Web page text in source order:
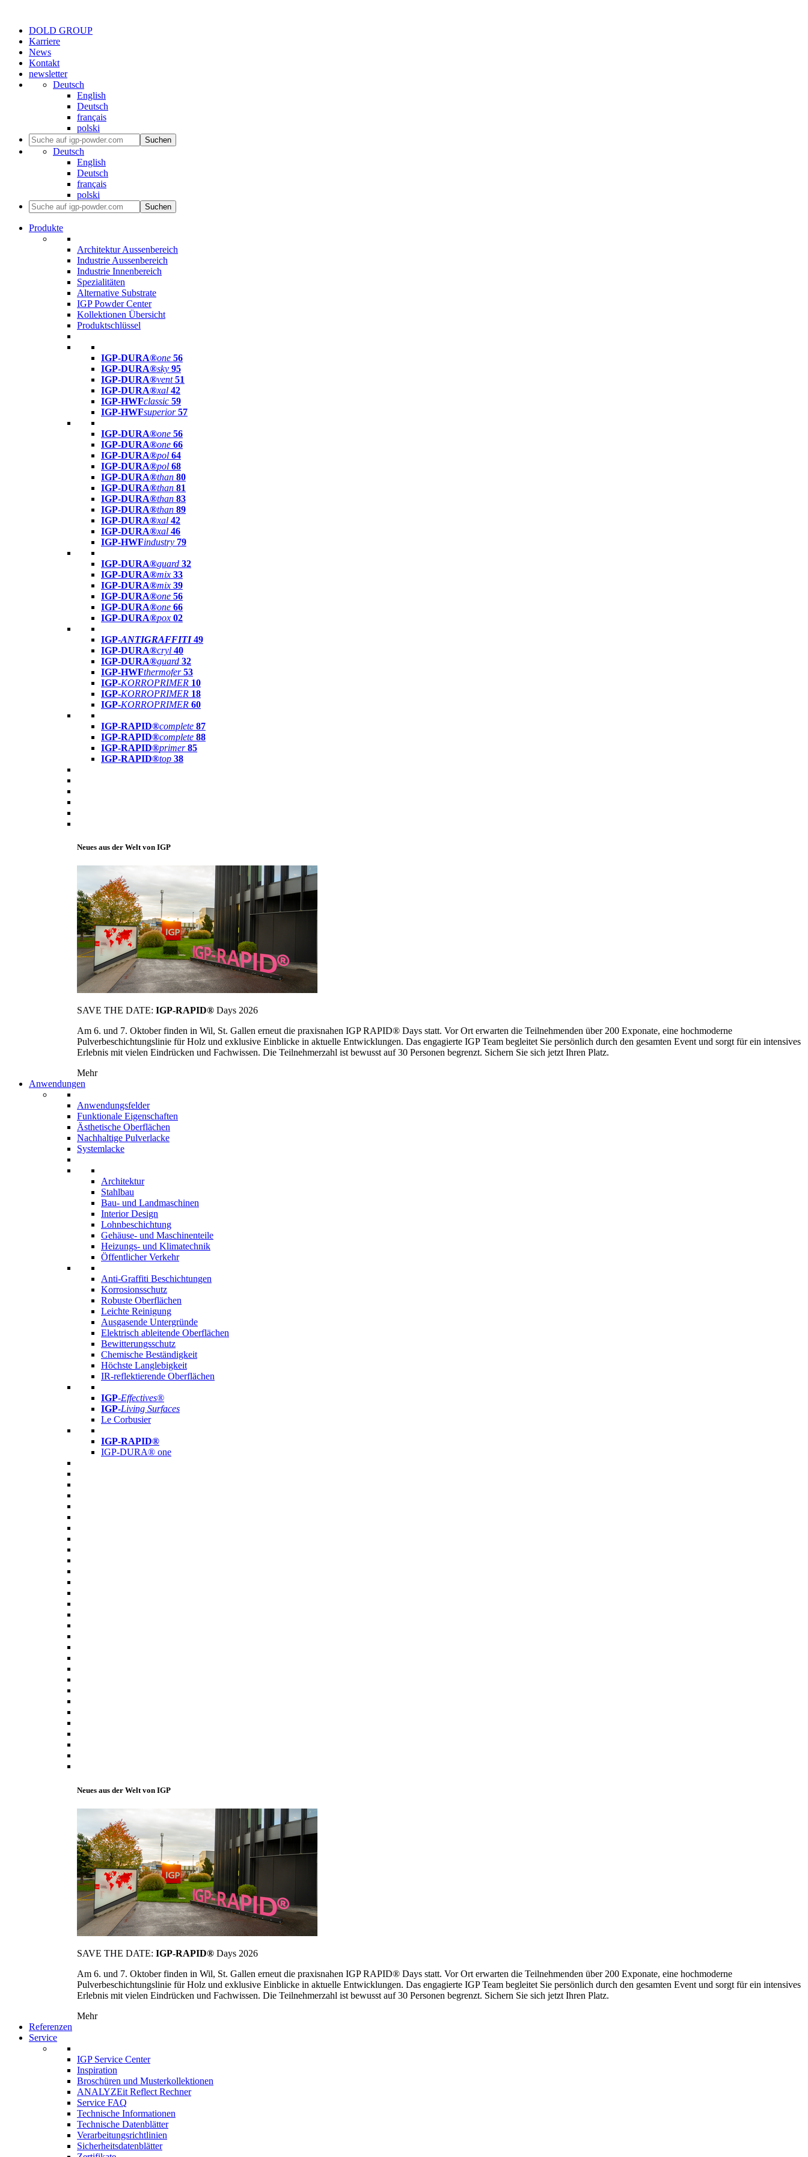
DOLD GROUP
Karriere
News
Kontakt
newsletter
Deutsch
English
Deutsch
français
polski
Suchen
Deutsch
English
Deutsch
français
polski
Suchen
Produkte
Architektur Aussenbereich
Industrie Aussenbereich
Industrie Innenbereich
Spezialitäten
Alternative Substrate
IGP Powder Center
Kollektionen Übersicht
Produktschlüssel
IGP-DURA®one 56
IGP-DURA®sky 95
IGP-DURA®vent 51
IGP-DURA®xal 42
IGP-HWFclassic 59
IGP-HWFsuperior 57
IGP-DURA®one 56
IGP-DURA®one 66
IGP-DURA®pol 64
IGP-DURA®pol 68
IGP-DURA®than 80
IGP-DURA®than 81
IGP-DURA®than 83
IGP-DURA®than 89
IGP-DURA®xal 42
IGP-DURA®xal 46
IGP-HWFindustry 79
IGP-DURA®guard 32
IGP-DURA®mix 33
IGP-DURA®mix 39
IGP-DURA®one 56
IGP-DURA®one 66
IGP-DURA®pox 02
IGP-ANTIGRAFFITI49
IGP-DURA®cryl 40
IGP-DURA®guard 32
IGP-HWFthermofer 53
IGP-KORROPRIMER 10
IGP-KORROPRIMER 18
IGP-KORROPRIMER 60
IGP-RAPID®complete 87
IGP-RAPID®complete 88
IGP-RAPID®primer 85
IGP-RAPID®top 38
Neues aus der Welt von IGP
SAVE THE DATE: IGP-RAPID® Days 2026
Am 6. und 7. Oktober finden in Wil, St. Gallen erneut die praxisnahen IGP RAPID® Days statt. Vor Ort erwarten die Teilnehmenden über 200 Exponate, eine hochmoderne
Pulverbeschichtungslinie für Holz und exklusive Einblicke in aktuelle Entwicklungen. Das engagierte IGP Team begleitet Sie persönlich durch den gesamten Event und sorgt für ein intensives
Erlebnis mit vielen Eindrücken und Fachwissen. Die Teilnehmerzahl ist bewusst auf 30 Personen begrenzt. Sichern Sie sich jetzt Ihren Platz.
Mehr
Anwendungen
Anwendungsfelder
Funktionale Eigenschaften
Ästhetische Oberflächen
Nachhaltige Pulverlacke
Systemlacke
Architektur
Stahlbau
Bau- und Landmaschinen
Interior Design
Lohnbeschichtung
Gehäuse- und Maschinenteile
Heizungs- und Klimatechnik
Öffentlicher Verkehr
Anti-Graffiti Beschichtungen
Korrosionsschutz
Robuste Oberflächen
Leichte Reinigung
Ausgasende Untergründe
Elektrisch ableitende Oberflächen
Bewitterungsschutz
Chemische Beständigkeit
Höchste Langlebigkeit
IR-reflektierende Oberflächen
IGP-Effectives®
IGP-Living Surfaces
Le Corbusier
IGP-RAPID®
IGP-DURA® one
Neues aus der Welt von IGP
SAVE THE DATE: IGP-RAPID® Days 2026
Am 6. und 7. Oktober finden in Wil, St. Gallen erneut die praxisnahen IGP RAPID® Days statt. Vor Ort erwarten die Teilnehmenden über 200 Exponate, eine hochmoderne
Pulverbeschichtungslinie für Holz und exklusive Einblicke in aktuelle Entwicklungen. Das engagierte IGP Team begleitet Sie persönlich durch den gesamten Event und sorgt für ein intensives
Erlebnis mit vielen Eindrücken und Fachwissen. Die Teilnehmerzahl ist bewusst auf 30 Personen begrenzt. Sichern Sie sich jetzt Ihren Platz.
Mehr
Referenzen
Service
IGP Service Center
Inspiration
Broschüren und Musterkollektionen
ANALYZEit Reflect Rechner
Service FAQ
Technische Informationen
Technische Datenblätter
Verarbeitungsrichtlinien
Sicherheitsdatenblätter